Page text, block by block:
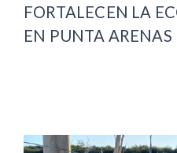
FORTALECEN LA
EN PUNTA ARENAS